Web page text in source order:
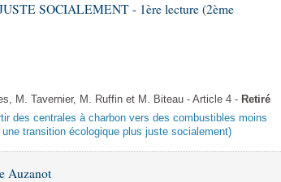
SOCIALEMENT - 1ère lecture (2ème
M. Tavernier, M. Ruffin et M. Biteau - Article 4 - Retiré
des centrales à charbon vers des combustibles moins
transition écologique plus juste socialement)
Auzanot